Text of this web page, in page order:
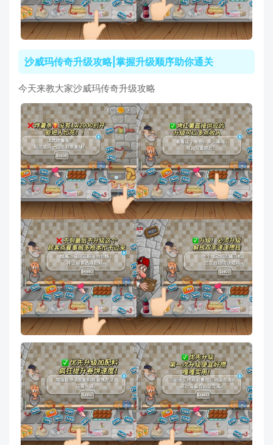
沙威玛传奇升级攻略|掌握升级顺序助你通关
今天来教大家沙威玛传奇升级攻略